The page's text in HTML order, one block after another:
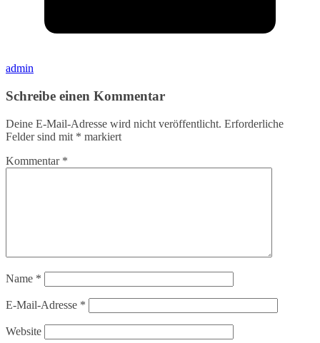
admin
Schreibe einen Kommentar
Deine E-Mail-Adresse wird nicht veröffentlicht. Erforderliche
Felder sind mit * markiert
Kommentar *
Name *
E-Mail-Adresse *
Website